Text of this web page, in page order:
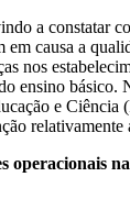
a constatar
em causa a
nos
ensino básico.
e Ciência
relativamente
operacionais